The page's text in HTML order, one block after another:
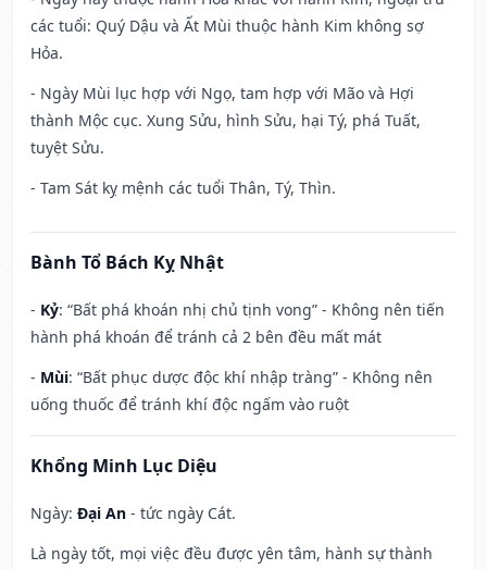
các tuổi: Quý Dậu và Ất Mùi thuộc hành Kim không sợ
Hỏa.
- Ngày Mùi lục hợp với Ngọ, tam hợp với Mão và Hợi
thành Mộc cục. Xung Sửu, hình Sửu, hại Tý, phá Tuất,
tuyệt Sửu.
- Tam Sát kỵ mệnh các tuổi Thân, Tý, Thìn.
Bành Tổ Bách Kỵ Nhật
- Kỷ: “Bất phá khoán nhị chủ tịnh vong” - Không nên tiến
hành phá khoán để tránh cả 2 bên đều mất mát
- Mùi: “Bất phục dược độc khí nhập tràng” - Không nên
uống thuốc để tránh khí độc ngấm vào ruột
Khổng Minh Lục Diệu
Ngày: Đại An - tức ngày Cát.
Là ngày tốt, mọi việc đều được yên tâm, hành sự thành